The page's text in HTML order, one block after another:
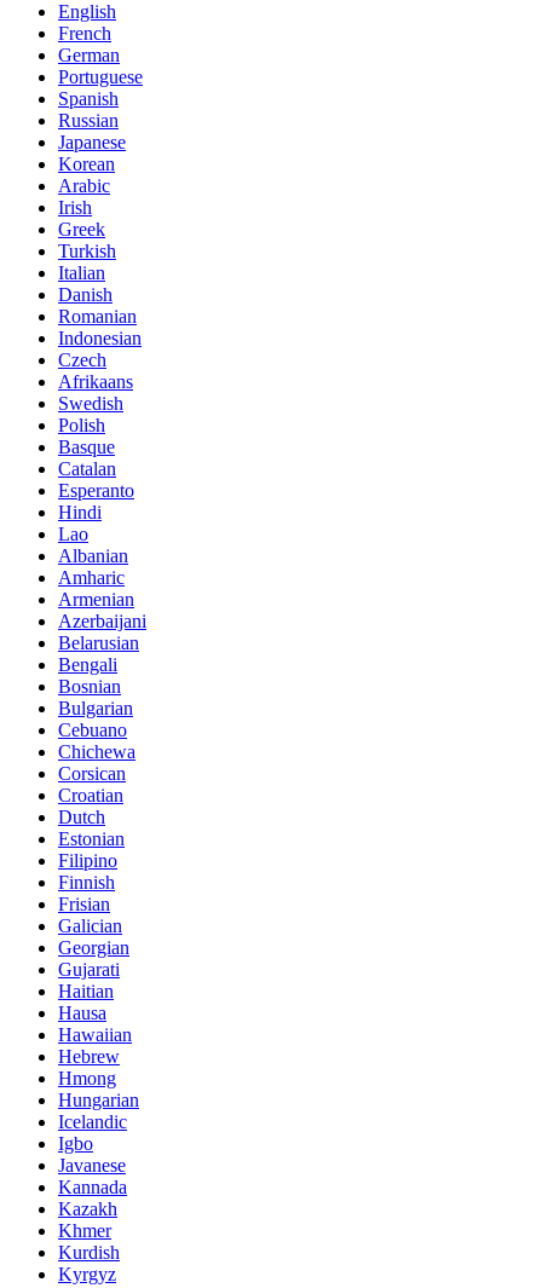
English
French
German
Portuguese
Spanish
Russian
Japanese
Korean
Arabic
Irish
Greek
Turkish
Italian
Danish
Romanian
Indonesian
Czech
Afrikaans
Swedish
Polish
Basque
Catalan
Esperanto
Hindi
Lao
Albanian
Amharic
Armenian
Azerbaijani
Belarusian
Bengali
Bosnian
Bulgarian
Cebuano
Chichewa
Corsican
Croatian
Dutch
Estonian
Filipino
Finnish
Frisian
Galician
Georgian
Gujarati
Haitian
Hausa
Hawaiian
Hebrew
Hmong
Hungarian
Icelandic
Igbo
Javanese
Kannada
Kazakh
Khmer
Kurdish
Kyrgyz